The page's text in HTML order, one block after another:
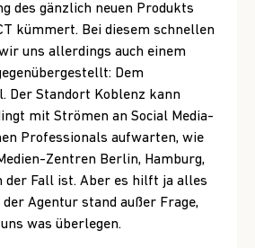
des gänzlich neuen Produkts
kümmert. Bei diesem schnellen
uns allerdings auch einem
Dem
Der Standort Koblenz kann
mit Strömen an Social Media-
Professionals aufwarten, wie
Zentren Berlin, Hamburg,
der Fall ist. Aber es hilft ja alles
Agentur stand außer Frage,
was überlegen.